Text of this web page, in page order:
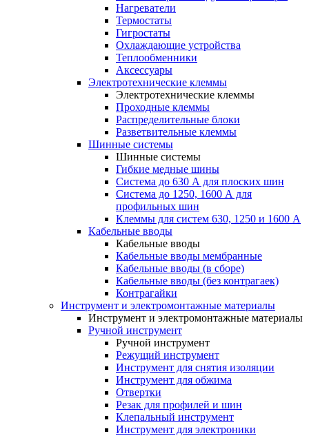
Нагреватели
Термостаты
Гигростаты
Охлаждающие устройства
Теплообменники
Аксессуары
Электротехнические клеммы
Электротехнические клеммы
Проходные клеммы
Распределительные блоки
Разветвительные клеммы
Шинные системы
Шинные системы
Гибкие медные шины
Система до 630 А для плоских шин
Система до 1250, 1600 А для
профильных шин
Клеммы для систем 630, 1250 и 1600 А
Кабельные вводы
Кабельные вводы
Кабельные вводы мембранные
Кабельные вводы (в сборе)
Кабельные вводы (без контрагаек)
Контрагайки
Инструмент и электромонтажные материалы
Инструмент и электромонтажные материалы
Ручной инструмент
Ручной инструмент
Режущий инструмент
Инструмент для снятия изоляции
Инструмент для обжима
Отвертки
Резак для профилей и шин
Клепальный инструмент
Инструмент для электроники